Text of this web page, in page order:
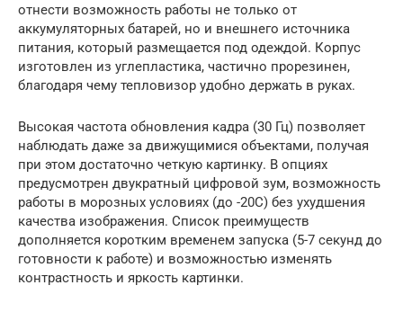
отнести возможность работы не только от
аккумуляторных батарей, но и внешнего источника
питания, который размещается под одеждой. Корпус
изготовлен из углепластика, частично прорезинен,
благодаря чему тепловизор удобно держать в руках.
Высокая частота обновления кадра (30 Гц) позволяет
наблюдать даже за движущимися объектами, получая
при этом достаточно четкую картинку. В опциях
предусмотрен двукратный цифровой зум, возможность
работы в морозных условиях (до -20С) без ухудшения
качества изображения. Список преимуществ
дополняется коротким временем запуска (5-7 секунд до
готовности к работе) и возможностью изменять
контрастность и яркость картинки.